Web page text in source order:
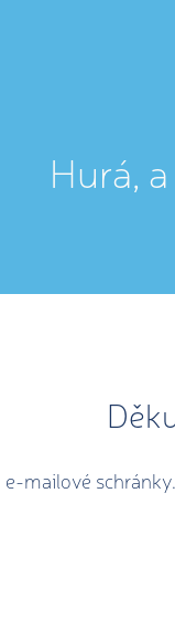
Hurá,
mailové